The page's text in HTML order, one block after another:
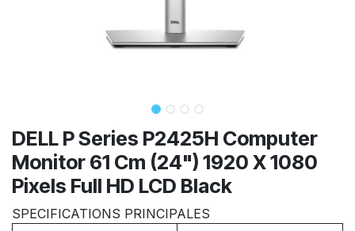
DELL P Series P2425H Computer
Monitor 61 Cm (24") 1920 X 1080
Pixels Full HD LCD Black
SPECIFICATIONS PRINCIPALES